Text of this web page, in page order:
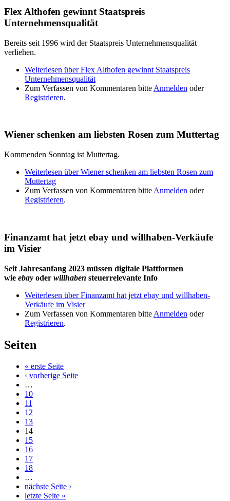
Flex Althofen gewinnt Staatspreis
Unternehmensqualität
Bereits seit 1996 wird der Staatspreis Unternehmensqualität
verliehen.
Weiterlesen über Flex Althofen gewinnt Staatspreis
Unternehmensqualität
Zum Verfassen von Kommentaren bitte Anmelden oder
Registrieren.
Wiener schenken am liebsten Rosen zum Muttertag
Kommenden Sonntag ist Muttertag.
Weiterlesen über Wiener schenken am liebsten Rosen zum
Muttertag
Zum Verfassen von Kommentaren bitte Anmelden oder
Registrieren.
Finanzamt hat jetzt ebay und willhaben-Verkäufe
im Visier
Seit Jahresanfang 2023 müssen digitale Plattformen
wie ebay oder willhaben steuerrelevante Info
Weiterlesen über Finanzamt hat jetzt ebay und willhaben-
Verkäufe im Visier
Zum Verfassen von Kommentaren bitte Anmelden oder
Registrieren.
Seiten
« erste Seite
‹ vorherige Seite
…
10
11
12
13
14
15
16
17
18
…
nächste Seite ›
letzte Seite »